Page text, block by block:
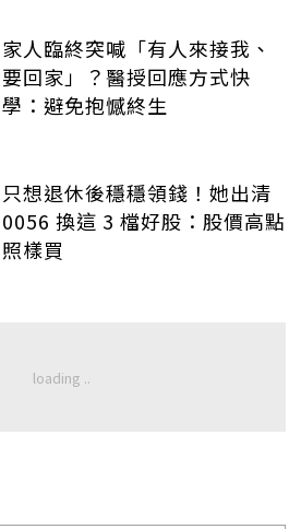
家人臨終突喊「有人來接我、
要回家」？醫授回應方式快
學：避免抱憾終生
只想退休後穩穩領錢！她出清
0056 換這 3 檔好股：股價高點
照樣買